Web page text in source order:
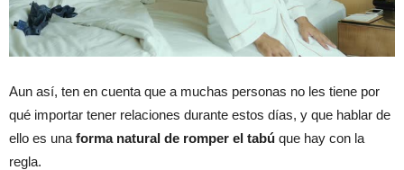
Aun así, ten en cuenta que a muchas personas no les tiene por
qué importar tener relaciones durante estos días, y que hablar de
ello es una forma natural de romper el tabú que hay con la
regla.